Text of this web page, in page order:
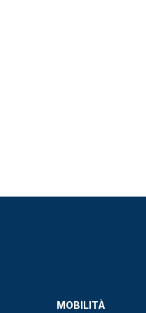
MOBILITÀ